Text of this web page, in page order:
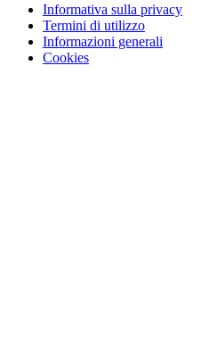
Informativa sulla privacy
Termini di utilizzo
Informazioni generali
Cookies